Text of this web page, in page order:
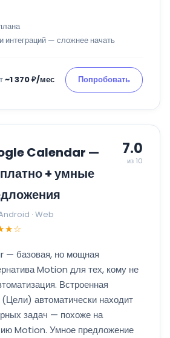
интеграций — сложнее начать
~1 370 ₽/мес Попробовать
Calendar —
+ умные
· Web
7.0
из 10
базовая, но мощная
Motion для тех, кому не
Встроенная
автоматически находит
задач — похоже на
Motion. Умное предложение